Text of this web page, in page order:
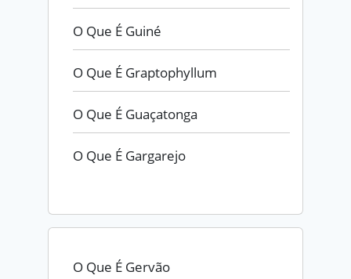
O Que É Guiné
O Que É Graptophyllum
O Que É Guaçatonga
O Que É Gargarejo
O Que É Gervão